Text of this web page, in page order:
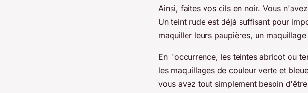
Ainsi, faites vos cils en noir. Vous
Un teint rude est déjà suffisant pour
maquiller leurs paupières, un
En l'occurrence, les teintes abricot ou
les maquillages de couleur verte et
vous avez tout simplement besoin